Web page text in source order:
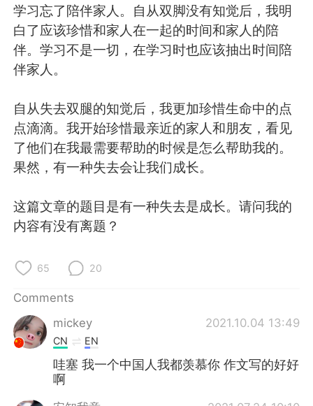
学习忘了陪伴家人。自从双脚没有知觉后，我明
白了应该珍惜和家人在一起的时间和家人的陪
伴。学习不是一切，在学习时也应该抽出时间陪
伴家人。
自从失去双腿的知觉后，我更加珍惜生命中的点
点滴滴。我开始珍惜最亲近的家人和朋友，看见
了他们在我最需要帮助的时候是怎么帮助我的。
果然，有一种失去会让我们成长。
这篇文章的题目是有一种失去是成长。请问我的
内容有没有离题？
65 20
Comments
mickey
2021.10.04 13:49
CN EN
哇塞 我一个中国人我都羡慕你 作文写的好好
啊